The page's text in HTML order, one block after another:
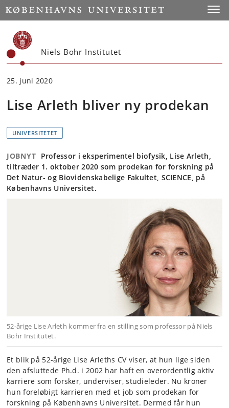
Start
Niels Bohr Institutet
25. juni 2020
Lise Arleth bliver ny prodekan
UNIVERSITETET
JOBNYT Professor i eksperimentel biofysik, Lise Arleth,
tiltræder 1. oktober 2020 som prodekan for forskning på
Det Natur- og Biovidenskabelige Fakultet, SCIENCE, på
Københavns Universitet.
52-årige Lise Arleth kommer fra en stilling som professor på Niels
Bohr Institutet.
Et blik på 52-årige Lise Arleths CV viser, at hun lige siden
den afsluttede Ph.d. i 2002 har haft en overordentlig aktiv
karriere som forsker, underviser, studieleder. Nu kroner
hun foreløbigt karrieren med et job som prodekan for
forskning på Københavns Universitet. Dermed får hun